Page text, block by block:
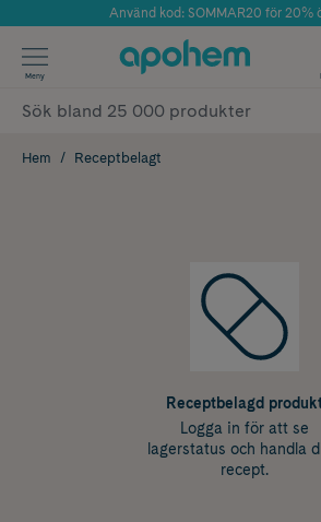
Använd kod: SOMMAR20 för 20%
✓ Fri frakt
✓ Poäng på alla köp*
Meny
Hem Receptbelagt
Receptbelagd
Logga in för att se
lagerstatus och handla
recept.